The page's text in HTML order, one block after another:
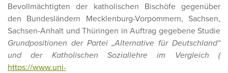
Bevollmächtigten der katholischen Bischöfe gegenüber
den Bundesländern Mecklenburg-Vorpommern, Sachsen,
Sachsen-Anhalt und Thüringen in Auftrag gegebene Studie
Grundpositionen der Partei „Alternative für Deutschland“
und der Katholischen Soziallehre im Vergleich (
https://www.uni-